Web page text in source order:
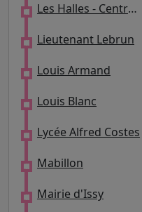
Les Halles - Centre Georges Pompidou
Lieutenant Lebrun
Louis Armand
Louis Blanc
Lycée Alfred Costes
Mabillon
Mairie d'Issy